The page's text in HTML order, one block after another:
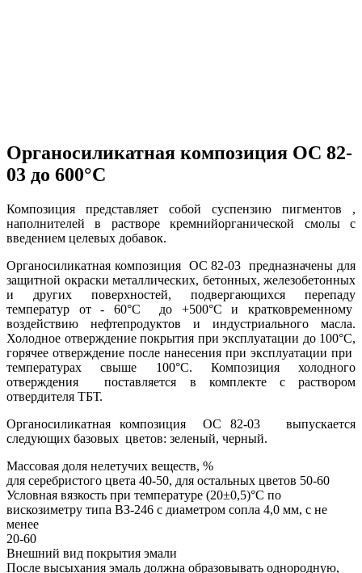
Органосиликатная композиция ОС 82-
03 до 600°С
Композиция представляет собой суспензию пигментов ,
наполнителей в растворе кремнийорганической смолы с
введением целевых добавок.
Органосиликатная композиция ОС 82-03 предназначены для
защитной окраски металлических, бетонных, железобетонных
и других поверхностей, подвергающихся перепаду
температур от - 60°С до +500°С и кратковременному
воздействию нефтепродуктов и индустриального масла.
Холодное отверждение покрытия при эксплуатации до 100°С,
горячее отверждение после нанесения при эксплуатации при
температурах свыше 100°С. Композиция холодного
отверждения поставляется в комплекте с раствором
отвердителя ТБТ.
Органосиликатная композиция ОС 82-03 выпускается
следующих базовых цветов: зеленый, черный.
Массовая доля нелетучих веществ, %
для серебристого цвета 40-50, для остальных цветов 50-60
Условная вязкость при температуре (20±0,5)°С по
вискозиметру типа ВЗ-246 с диаметром сопла 4,0 мм, с не
менее
20-60
Внешний вид покрытия эмали
После высыхания эмаль должна образовывать однородную,